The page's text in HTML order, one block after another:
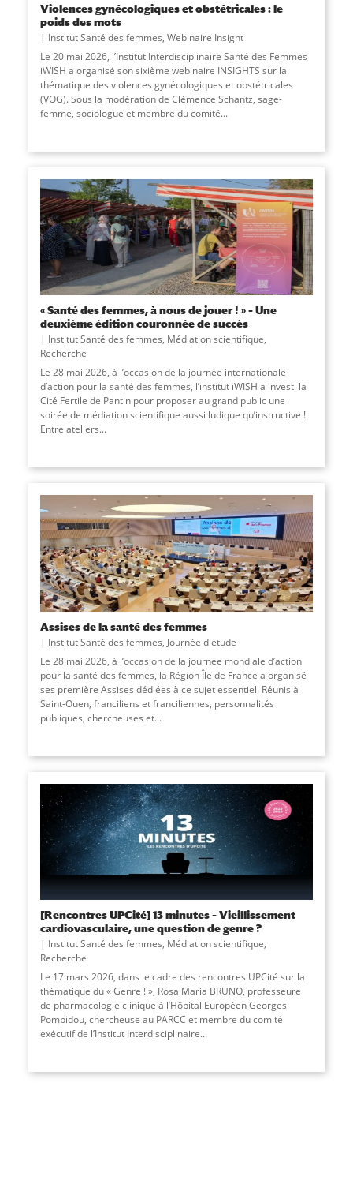
Violences gynécologiques et obstétricales : le
poids des mots
Institut Santé des femmes, Webinaire Insight
Le 20 mai 2026, l’Institut Interdisciplinaire Santé des Femmes
iWISH a organisé son sixième webinaire INSIGHTS sur la
thématique des violences gynécologiques et obstétricales
(VOG). Sous la modération de Clémence Schantz, sage-
femme, sociologue et membre du comité...
« Santé des femmes, à nous de jouer ! » – Une
deuxième édition couronnée de succès
Institut Santé des femmes, Médiation scientifique,
Recherche
Le 28 mai 2026, à l’occasion de la journée internationale
d’action pour la santé des femmes, l’institut iWISH a investi la
Cité Fertile de Pantin pour proposer au grand public une
soirée de médiation scientifique aussi ludique qu’instructive !
Entre ateliers...
Assises de la santé des femmes
Institut Santé des femmes, Journée d'étude
Le 28 mai 2026, à l’occasion de la journée mondiale d’action
pour la santé des femmes, la Région Île de France a organisé
ses première Assises dédiées à ce sujet essentiel. Réunis à
Saint-Ouen, franciliens et franciliennes, personnalités
publiques, chercheuses et...
[Rencontres UPCité] 13 minutes – Vieillissement
cardiovasculaire, une question de genre ?
Institut Santé des femmes, Médiation scientifique,
Recherche
Le 17 mars 2026, dans le cadre des rencontres UPCité sur la
thématique du « Genre ! », Rosa Maria BRUNO, professeure
de pharmacologie clinique à l’Hôpital Européen Georges
Pompidou, chercheuse au PARCC et membre du comité
exécutif de l’Institut Interdisciplinaire...